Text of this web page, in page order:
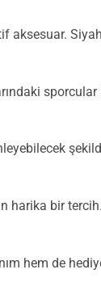
aksesuar.
harika bir
hem de